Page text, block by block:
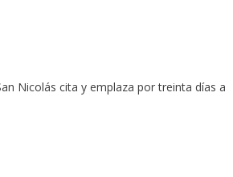
Nicolás cita y emplaza por treinta días a